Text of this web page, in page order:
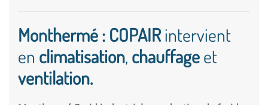
Monthermé : COPAIRintervient
en climatisation, chauffageet
ventilation.